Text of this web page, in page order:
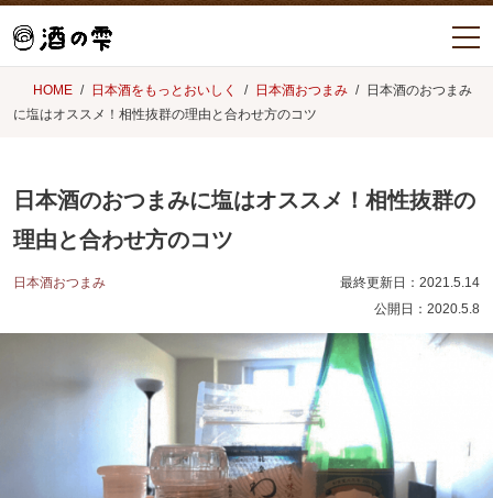
HOME 日本酒をもっとおいしく 日本酒おつまみ
日本酒のおつまみ
に塩はオススメ！相性抜群の理由と合わせ方のコツ
日本酒のおつまみに塩はオススメ！相性抜群の
理由と合わせ方のコツ
日本酒おつまみ 最終更新日： 2021.5.14
公開日： 2020.5.8